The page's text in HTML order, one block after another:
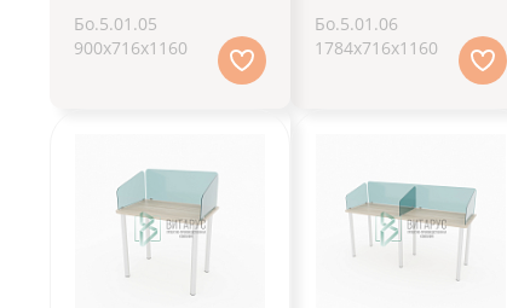
Бо.5.01.05
900х716х1160
Бо.5.01.06
1784х716х1160